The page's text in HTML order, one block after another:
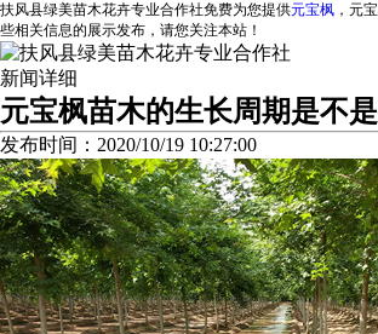
扶风县绿美苗木花卉专业合作社免费为您提供元宝枫 ，元
些相关信息的展示发布，请您关注本站！
新闻详细
元宝枫苗木的生长周期是不
发布时间：2020/10/19 10:27:00